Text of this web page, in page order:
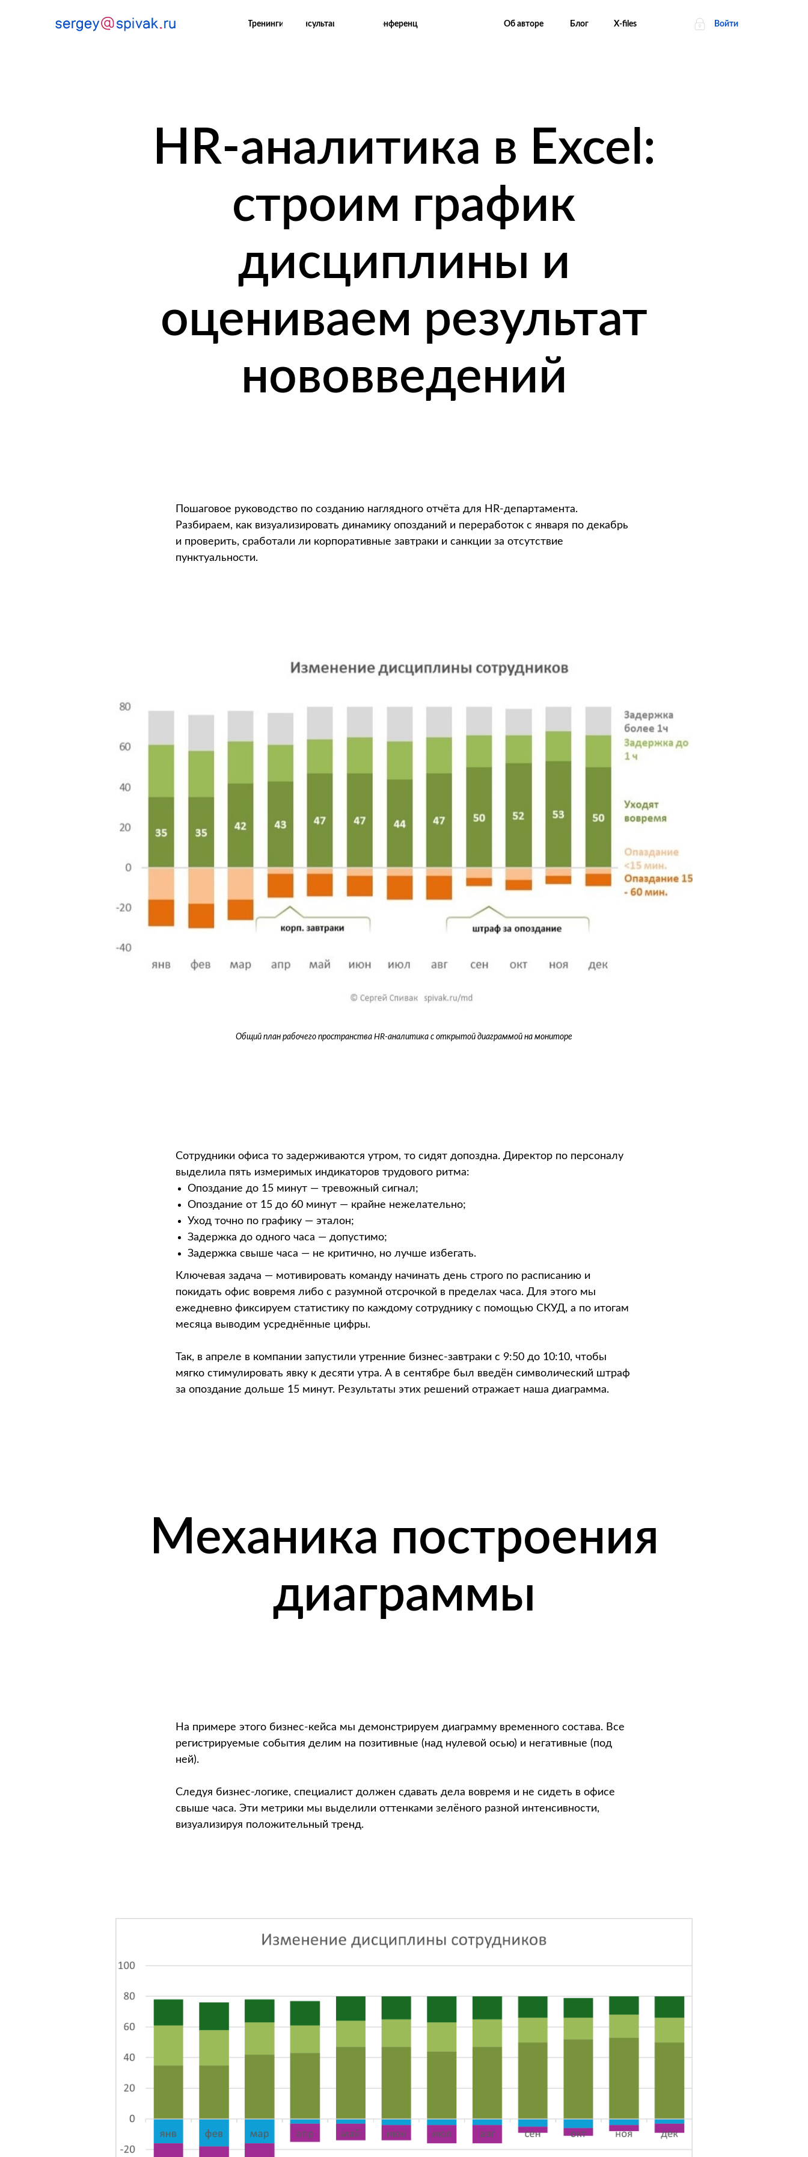
Тренинги Консультации Конференции Об авторе Блог Х-files Войти
HR-аналитика в Excel:
строим график
дисциплины и
оцениваем результат
нововведений
Пошаговое руководство по созданию наглядного отчёта для HR-департамента.
Разбираем, как визуализировать динамику опозданий и переработок с января по декабрь
и проверить, сработали ли корпоративные завтраки и санкции за отсутствие
пунктуальности.
Общий план рабочего пространства HR-аналитика с открытой диаграммой на мониторе
Сотрудники офиса то задерживаются утром, то сидят допоздна. Директор по персоналу
выделила пять измеримых индикаторов трудового ритма:
Опоздание до 15 минут — тревожный сигнал;
Опоздание от 15 до 60 минут — крайне нежелательно;
Уход точно по графику — эталон;
Задержка до одного часа — допустимо;
Задержка свыше часа — не критично, но лучше избегать.
Ключевая задача — мотивировать команду начинать день строго по расписанию и
покидать офис вовремя либо с разумной отсрочкой в пределах часа. Для этого мы
ежедневно фиксируем статистику по каждому сотруднику с помощью СКУД, а по итогам
месяца выводим усреднённые цифры.
Так, в апреле в компании запустили утренние бизнес-завтраки с 9:50 до 10:10, чтобы
мягко стимулировать явку к десяти утра. А в сентябре был введён символический штраф
за опоздание дольше 15 минут. Результаты этих решений отражает наша диаграмма.
Механика построения
диаграммы
На примере этого бизнес-кейса мы демонстрируем диаграмму временного состава. Все
регистрируемые события делим на позитивные (над нулевой осью) и негативные (под
ней).
Следуя бизнес-логике, специалист должен сдавать дела вовремя и не сидеть в офисе
свыше часа. Эти метрики мы выделили оттенками зелёного разной интенсивности,
визуализируя положительный тренд.